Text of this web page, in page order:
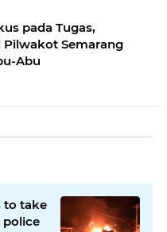
pada Tugas,
Pilwakot Semarang
Abu
to take
police